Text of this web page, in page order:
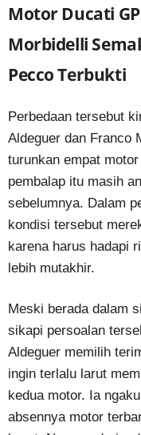
Motor Ducati
Morbidelli
Pecco Terbukti
Perbedaan tersebut
Aldeguer dan Franco
turunkan empat
pembalap itu masih
sebelumnya. Dalam
kondisi tersebut
karena harus hadapi
lebih mutakhir.
Meski berada dalam
sikapi persoalan
Aldeguer memilih
ingin terlalu larut
kedua motor. Ia
absennya motor